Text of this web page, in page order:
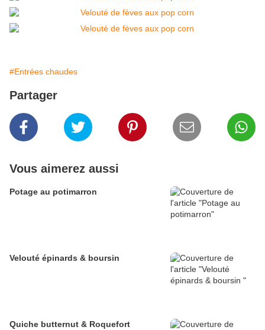
#Entrées chaudes
Partager
Vous aimerez aussi
Potage au potimarron
Velouté épinards & boursin
Quiche butternut & Roquefort